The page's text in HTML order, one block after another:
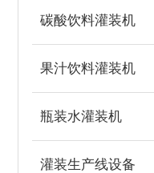
碳酸饮料灌装机
果汁饮料灌装机
瓶装水灌装机
灌装生产线设备